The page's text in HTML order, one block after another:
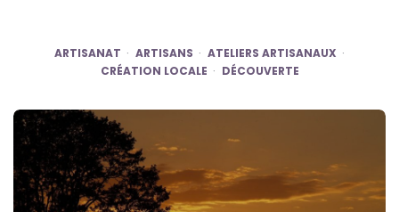
ARTISANAT ARTISANS
ATELIERS ARTISANAUX
CRÉATION LOCALE
DÉCOUVERTE
Post
navigation